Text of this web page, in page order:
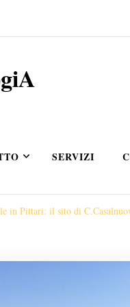
SERVIZI
in Pittari: il sito di